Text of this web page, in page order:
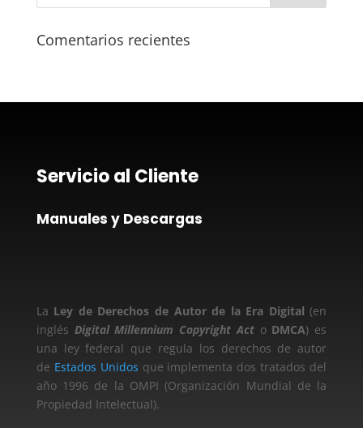
Comentarios recientes
Servicio al Cliente
Manuales y Descargas
La Ley de Derechos de Autor de la Era Digital (en
inglés Digital Millennium Copyright Act o DMCA) es
una ley federal que regula los derechos de autor
de Estados Unidos que implementa dos tratados del
año 1996 de la OMPI (Organización Mundial de la
Propiedad Intelectual).